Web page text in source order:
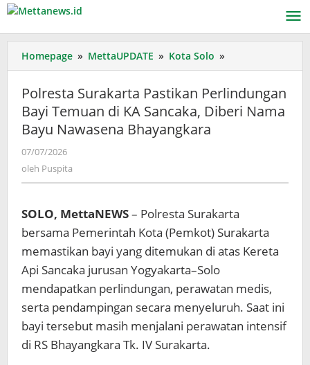
Lewati
konten
Homepage » MettaUPDATE » Kota Solo »
Surakarta
Perlindungan
Bayi
Diberi
Bayu
Nawasena
Bhayangkara
Polresta Surakarta Pastikan Perlindungan
Bayi Temuan di KA Sancaka, Diberi Nama
Bayu Nawasena Bhayangkara
07/07/2026
oleh Puspita
SOLO, MettaNEWS– Polresta Surakarta
bersama Pemerintah Kota (Pemkot) Surakarta
memastikan bayi yang ditemukan di atas Kereta
Api Sancaka jurusan Yogyakarta–Solo
mendapatkan perlindungan, perawatan medis,
serta pendampingan secara menyeluruh. Saat ini
bayi tersebut masih menjalani perawatan intensif
di RS Bhayangkara Tk. IV Surakarta.